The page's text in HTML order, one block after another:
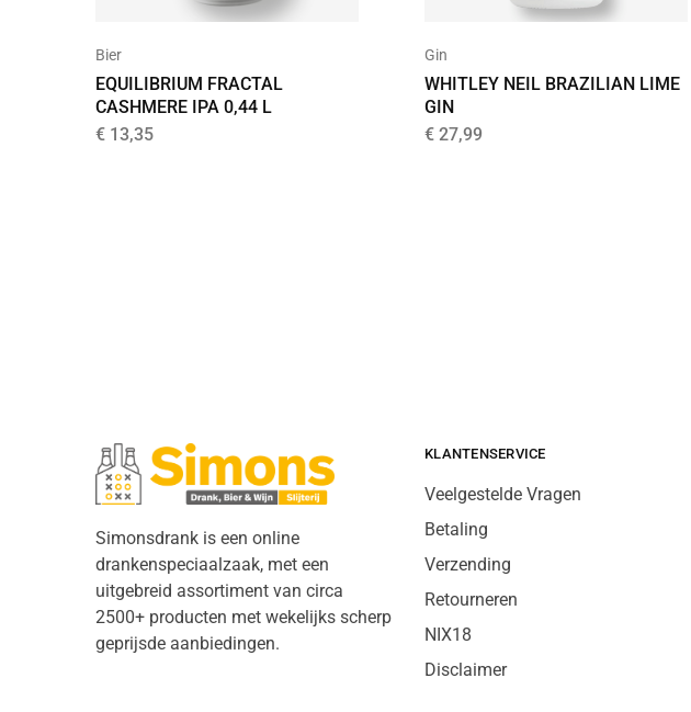
Bier
EQUILIBRIUM FRACTAL
CASHMERE IPA 0,44 L
€ 13,35
Gin
WHITLEY NEIL BRAZILIAN LIME
GIN
€ 27,99
Simonsdrank is een online
drankenspeciaalzaak, met een
uitgebreid assortiment van circa
2500+ producten met wekelijks scherp
geprijsde aanbiedingen.
KLANTENSERVICE
Veelgestelde Vragen
Betaling
Verzending
Retourneren
NIX18
Disclaimer